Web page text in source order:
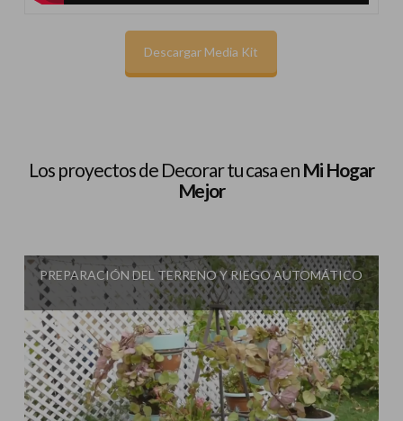
Descargar Media Kit
Los proyectos de Decorar tu casa en Mi Hogar
Mejor
PREPARACIÓN DEL TERRENO Y RIEGO AUTOMÁTICO